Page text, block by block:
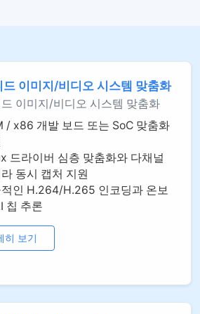
드 이미지/비디오 시스템 맞춤화
이미지/비디오 시스템 맞춤화
/ x86 개발 보드 또는 SoC 맞춤화
드라이버 심층 맞춤화와 다채널
동시 캡처 지원
적인 H.264/H.265 인코딩과 온보
칩 추론
히 보기